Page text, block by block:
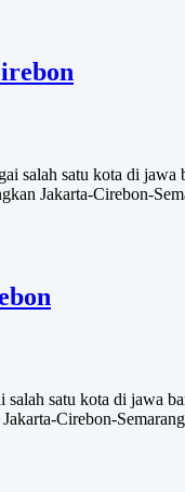
salah satu kota di
Jakarta-Cirebon-
satu kota di jawa
Cirebon-